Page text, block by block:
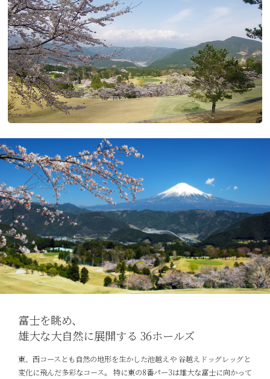
富士を眺め、
雄大な大自然に展開する 36ホールズ
東、西コースとも自然の地形を生かした池越えや 谷越えドッグレッグと
変化に飛んだ多彩なコース。 特に東の8番パー3は雄大な富士に向かって